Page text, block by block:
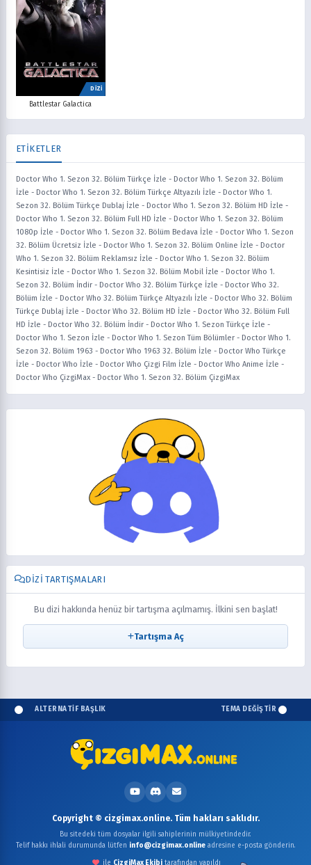
DİZİ
Battlestar Galactica
ETİKETLER
Doctor Who 1. Sezon 32. Bölüm Türkçe İzle - Doctor Who 1. Sezon 32. Bölüm
İzle - Doctor Who 1. Sezon 32. Bölüm Türkçe Altyazılı İzle - Doctor Who 1.
Sezon 32. Bölüm Türkçe Dublaj İzle - Doctor Who 1. Sezon 32. Bölüm HD İzle -
Doctor Who 1. Sezon 32. Bölüm Full HD İzle - Doctor Who 1. Sezon 32. Bölüm
1080p İzle - Doctor Who 1. Sezon 32. Bölüm Bedava İzle - Doctor Who 1. Sezon
32. Bölüm Ücretsiz İzle - Doctor Who 1. Sezon 32. Bölüm Online İzle - Doctor
Who 1. Sezon 32. Bölüm Reklamsız İzle - Doctor Who 1. Sezon 32. Bölüm
Kesintisiz İzle - Doctor Who 1. Sezon 32. Bölüm Mobil İzle - Doctor Who 1.
Sezon 32. Bölüm İndir - Doctor Who 32. Bölüm Türkçe İzle - Doctor Who 32.
Bölüm İzle - Doctor Who 32. Bölüm Türkçe Altyazılı İzle - Doctor Who 32. Bölüm
Türkçe Dublaj İzle - Doctor Who 32. Bölüm HD İzle - Doctor Who 32. Bölüm Full
HD İzle - Doctor Who 32. Bölüm İndir - Doctor Who 1. Sezon Türkçe İzle -
Doctor Who 1. Sezon İzle - Doctor Who 1. Sezon Tüm Bölümler - Doctor Who 1.
Sezon 32. Bölüm 1963 - Doctor Who 1963 32. Bölüm İzle - Doctor Who Türkçe
İzle - Doctor Who İzle - Doctor Who Çizgi Film İzle - Doctor Who Anime İzle -
Doctor Who ÇizgiMax - Doctor Who 1. Sezon 32. Bölüm ÇizgiMax
DIZI TARTIŞMALARI
Bu dizi hakkında henüz bir tartışma açılmamış. İlkini sen başlat!
Tartışma Aç
ALTERNATİF BAŞLIK TEMA DEĞİŞTİR
Copyright © cizgimax.online. Tüm hakları saklıdır.
Bu sitedeki tüm dosyalar ilgili sahiplerinin mülkiyetindedir.
Telif hakkı ihlali durumunda lütfen info@cizgimax.onlineadresine e-posta gönderin.
ile ÇizgiMax Ekibitarafından yapıldı